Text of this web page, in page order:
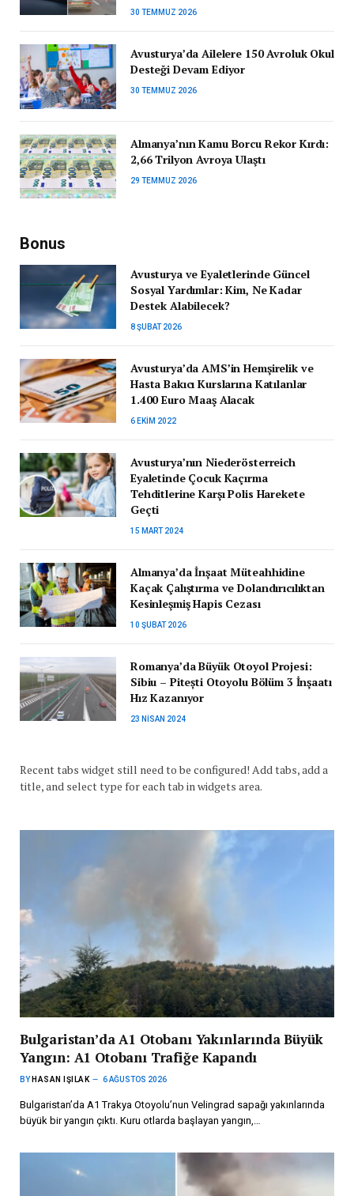
30 TEMMUZ 2026
Avusturya’da Ailelere 150 Avroluk Okul
Desteği Devam Ediyor
30 TEMMUZ 2026
Almanya’nın Kamu Borcu Rekor Kırdı:
2,66 Trilyon Avroya Ulaştı
29 TEMMUZ 2026
Bonus
Avusturya ve Eyaletlerinde Güncel
Sosyal Yardımlar: Kim, Ne Kadar
Destek Alabilecek?
8 ŞUBAT 2026
Avusturya’da AMS’in Hemşirelik ve
Hasta Bakıcı Kurslarına Katılanlar
1.400 Euro Maaş Alacak
6 EKIM 2022
Avusturya’nın Niederösterreich
Eyaletinde Çocuk Kaçırma
Tehditlerine Karşı Polis Harekete
Geçti
15 MART 2024
Almanya’da İnşaat Müteahhidine
Kaçak Çalıştırma ve Dolandırıcılıktan
Kesinleşmiş Hapis Cezası
10 ŞUBAT 2026
Romanya’da Büyük Otoyol Projesi:
Sibiu – Pitești Otoyolu Bölüm 3 İnşaatı
Hız Kazanıyor
23 NISAN 2024
Recent tabs widget still need to be configured! Add tabs, add a
title, and select type for each tab in widgets area.
Bulgaristan’da A1 Otobanı Yakınlarında Büyük
Yangın: A1 Otobanı Trafiğe Kapandı
BY HASAN IŞILAK 6 AĞUSTOS 2026
Bulgaristan’da A1 Trakya Otoyolu’nun Velingrad sapağı yakınlarında
büyük bir yangın çıktı. Kuru otlarda başlayan yangın,…